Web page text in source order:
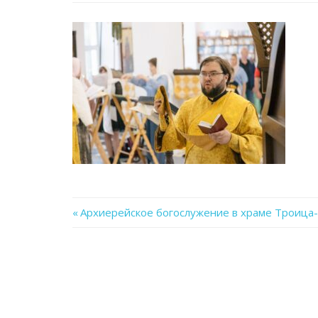
Previous
Архиерейское богослужение в храме